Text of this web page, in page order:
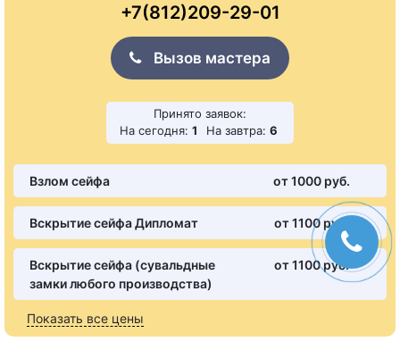
+7(812)209-29-01
Вызов мастера
Принято заявок:
На сегодня: 1 На завтра: 6
Взлом сейфа от 1000 pуб.
Вскрытие сейфа Дипломат от 1100 pуб.
Вскрытие сейфа (сувальдные
замки любого производства)
от 1100 pуб.
Показать все цены